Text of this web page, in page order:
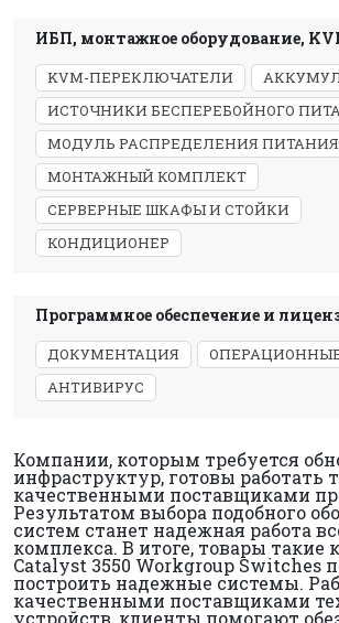
ИБП, монтажное оборудование,
KVM-ПЕРЕКЛЮЧАТЕЛИ
ИСТОЧНИКИ БЕСПЕРЕБОЙНОГО
МОДУЛЬ РАСПРЕДЕЛЕНИЯ ПИТАНИЯ
МОНТАЖНЫЙ КОМПЛЕКТ
СЕРВЕРНЫЕ ШКАФЫ И СТОЙКИ
КОНДИЦИОНЕР
Программное обеспечение и
ДОКУМЕНТАЦИЯ
АНТИВИРУС
Компании, которым требуется
инфраструктур, готовы работать
качественными поставщиками
Результатом выбора подобного
систем станет надежная работа
комплекса. В итоге, товары такие
Catalyst 3550 Workgroup Switches
построить надежные системы.
качественными поставщиками
устройств, клиенты помогают